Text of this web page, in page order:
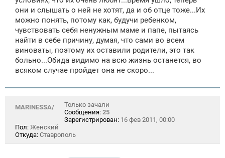
они и слышать о ней не хотят, да и об отце тоже...Их
можно понять, потому как, будучи ребенком,
чувствовать себя ненужным маме и папе, пытаясь
найти в себе причину, думая, что сами во всем
виноваты, поэтому их оставили родители, это так
больно...Обида видимо на всю жизнь останется, во
всяком случае пройдет она не скоро...
MARINESSA/
Только зачали
Сообщения: 25
Зарегистрирован: 16 фев 2011, 00:00
Пол: Женский
Откуда: Ставрополь